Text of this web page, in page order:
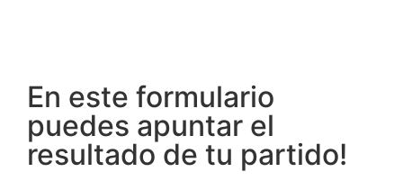
En este formulario
puedes apuntar el
resultado de tu partido!